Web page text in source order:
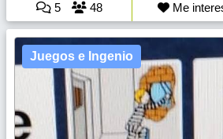
5 48 Me
Juegos e Ingenio